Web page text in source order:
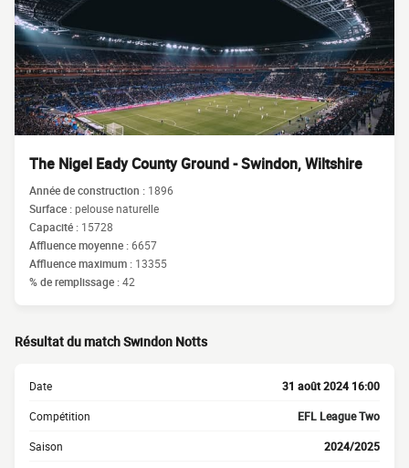
The Nigel Eady County Ground - Swindon, Wiltshire
Année de construction : 1896
Surface :pelouse naturelle
Capacité : 15728
Affluence moyenne :6657
Affluence maximum : 13355
% de remplissage :42
Résultat du match Swindon Notts
Date 31 août 2024 16:00
Compétition EFL League Two
Saison 2024/2025